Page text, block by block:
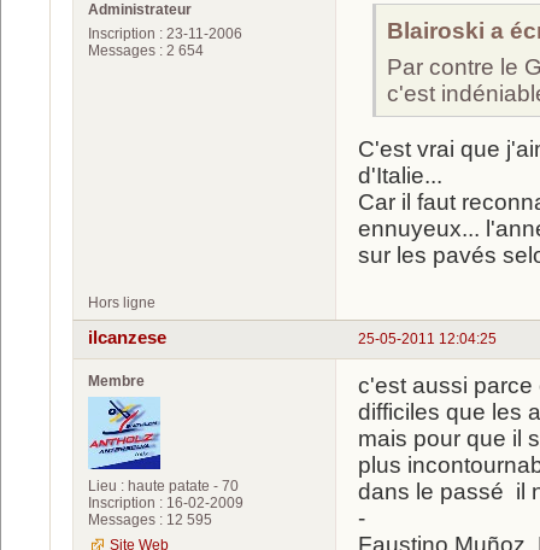
Administrateur
Inscription : 23-11-2006
Messages : 2 654
Blairoski a
Par contre le
c'est
C'est vrai que
d'Italie...
Car il faut
ennuyeux...
sur les pavés
Hors ligne
25-05-2011 12:04:25
ilcanzese
Membre
Lieu : haute patate - 70
Inscription : 16-02-2009
Messages : 12 595
Site Web
c'est aussi parce
difficiles que les
mais pour que il
plus
dans le passé il
-
Faustino